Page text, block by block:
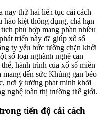
nay thứ hai liên tục cải cách
hào kiệt thông dụng, chả hạn
phù hợp mang phần nhiều
triển này đã giúp xổ số
ty yếu bức tường chặn khởi
số loại nghành nghề căn
hành trình của xổ số miền
đến sức Khủng gan béo
nơi ý tưởng phát minh khởi
nghệ toàn thị trường thế giới.
tiến độ cải cách